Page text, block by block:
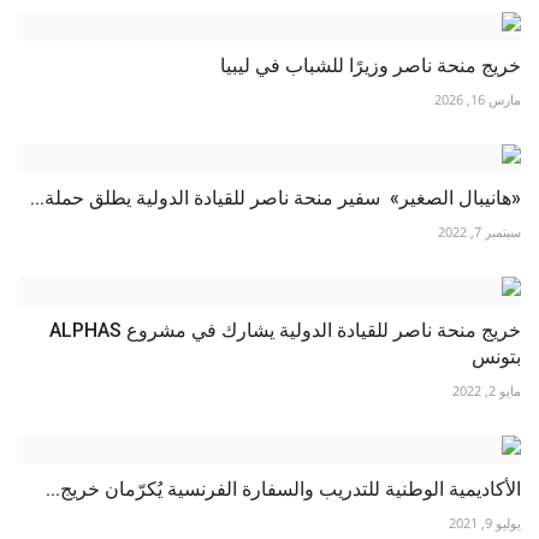
خريج منحة ناصر وزيرًا للشباب في ليبيا
مارس 16, 2026
«هانيبال الصغير» سفير منحة ناصر للقيادة الدولية يطلق حملة...
سبتمبر 7, 2022
خريج منحة ناصر للقيادة الدولية يشارك في مشروع ALPHAS
بتونس
مايو 2, 2022
الأكاديمية الوطنية للتدريب والسفارة الفرنسية يُكرّمان خريج...
يوليو 9, 2021